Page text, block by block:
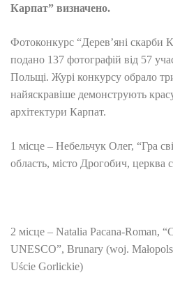
Карпат” визначено.
Фотоконкурс “Дерев’яні скарби
подано 137 фотографій від 57
Польщі. Журі конкурсу обрало
найяскравіше демонструють
архітектури Карпат.
1 місце – Небельчук Олег, “Гра
область, місто Дрогобич, церква
2 місце – Natalia Pacana-Roman,
UNESCO”, Brunary (woj.
Uście Gorlickie)